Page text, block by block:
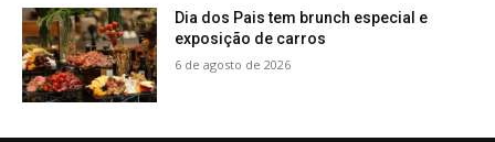
Dia dos Pais tem brunch especial e
exposição de carros
6 de agosto de 2026